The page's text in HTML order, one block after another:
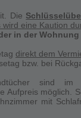
возможности
Смена
Если Вам
эта услуга
Die
wird eine Kaution
in der Wohnung
direkt dem
bzw. bei
sind im
Aufpreis möglich.
mit